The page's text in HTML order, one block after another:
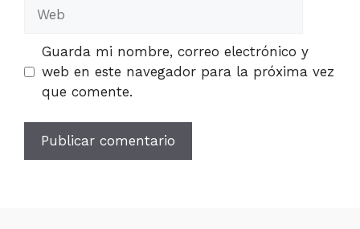
Guarda mi nombre, correo electrónico y
web en este navegador para la próxima vez
que comente.